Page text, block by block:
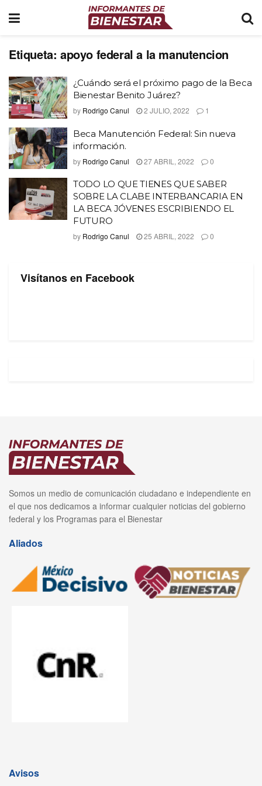
Etiqueta: apoyo federal a la manutencion
¿Cuándo será el próximo pago de la Beca
Bienestar Benito Juárez?
by Rodrigo Canul 2 JULIO, 2022 1
Beca Manutención Federal: Sin nueva
información.
by Rodrigo Canul 27 ABRIL, 2022 0
TODO LO QUE TIENES QUE SABER
SOBRE LA CLABE INTERBANCARIA EN
LA BECA JÓVENES ESCRIBIENDO EL
FUTURO
by Rodrigo Canul 25 ABRIL, 2022 0
Visítanos en Facebook
Somos un medio de comunicación ciudadano e independiente en
el que nos dedicamos a informar cualquier noticias del gobierno
federal y los Programas para el Bienestar
Aliados
Avisos